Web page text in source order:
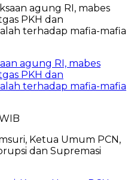
agung RI, mabes
PKH dan
terhadap mafia-mafia